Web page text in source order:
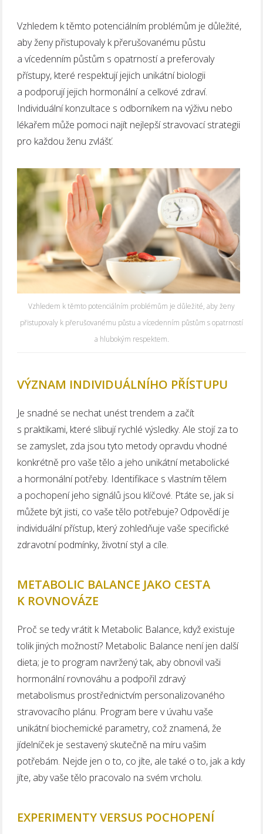
Vzhledem k těmto potenciálním problémům je důležité,
aby ženy přistupovaly k přerušovanému půstu
a vícedenním půstům s opatrností a preferovaly
přístupy, které respektují jejich unikátní biologii
a podporují jejich hormonální a celkové zdraví.
Individuální konzultace s odborníkem na výživu nebo
lékařem může pomoci najít nejlepší stravovací strategii
pro každou ženu zvlášť.
Vzhledem k těmto potenciálním problémům je důležité, aby ženy
přistupovaly k přerušovanému půstu a vícedenním půstům s opatrností
a hlubokým respektem.
VÝZNAM INDIVIDUÁLNÍHO PŘÍSTUPU
Je snadné se nechat unést trendem a začít
s praktikami, které slibují rychlé výsledky. Ale stojí za to
se zamyslet, zda jsou tyto metody opravdu vhodné
konkrétně pro vaše tělo a jeho unikátní metabolické
a hormonální potřeby. Identifikace s vlastním tělem
a pochopení jeho signálů jsou klíčové. Ptáte se, jak si
můžete být jisti, co vaše tělo potřebuje? Odpovědí je
individuální přístup, který zohledňuje vaše specifické
zdravotní podmínky, životní styl a cíle.
METABOLIC BALANCE JAKO CESTA
K ROVNOVÁZE
Proč se tedy vrátit k Metabolic Balance, když existuje
tolik jiných možností? Metabolic Balance není jen další
dieta; je to program navržený tak, aby obnovil vaši
hormonální rovnováhu a podpořil zdravý
metabolismus prostřednictvím personalizovaného
stravovacího plánu. Program bere v úvahu vaše
unikátní biochemické parametry, což znamená, že
jídelníček je sestavený skutečně na míru vašim
potřebám. Nejde jen o to, co jíte, ale také o to, jak a kdy
jíte, aby vaše tělo pracovalo na svém vrcholu.
EXPERIMENTY VERSUS POCHOPENÍ